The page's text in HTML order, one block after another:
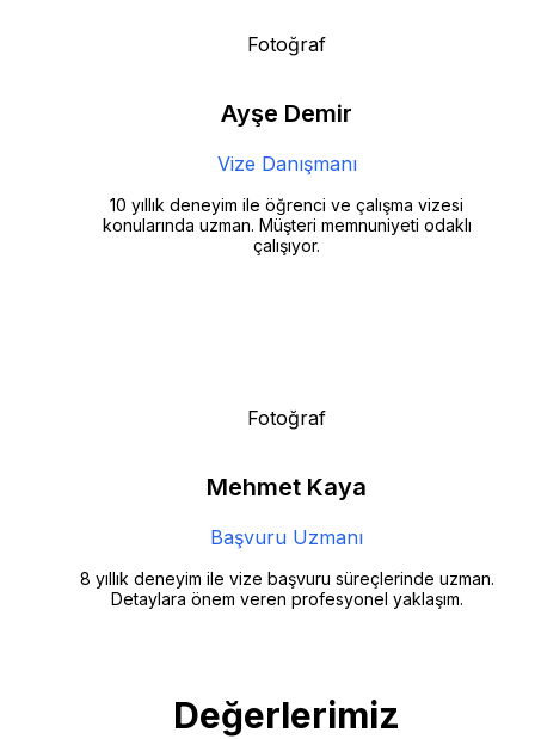
Fotoğraf
Ayşe Demir
Vize Danışmanı
10 yıllık deneyim ile öğrenci ve çalışma vizesi
konularında uzman. Müşteri memnuniyeti odaklı
çalışıyor.
Fotoğraf
Mehmet Kaya
Başvuru Uzmanı
8 yıllık deneyim ile vize başvuru süreçlerinde uzman.
Detaylara önem veren profesyonel yaklaşım.
Değerlerimiz